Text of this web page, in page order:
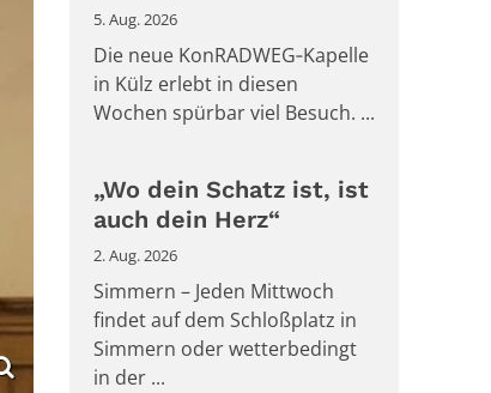
5. Aug. 2026
Die neue KonRADWEG‑Kapelle
in Külz erlebt in diesen
Wochen spürbar viel Besuch. ...
„Wo dein Schatz ist, ist
auch dein Herz“
2. Aug. 2026
Simmern – Jeden Mittwoch
findet auf dem Schloßplatz in
Simmern oder wetterbedingt
in der ...